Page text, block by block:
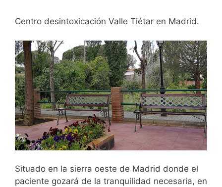
Centro desintoxicación Valle Tiétar en Madrid.
Situado en la sierra oeste de Madrid donde el
paciente gozará de la tranquilidad necesaria, en